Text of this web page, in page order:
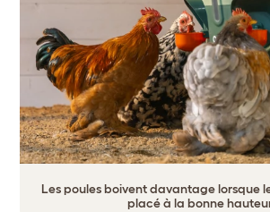
Les poules boivent davantage lorsque
placé à la bonne